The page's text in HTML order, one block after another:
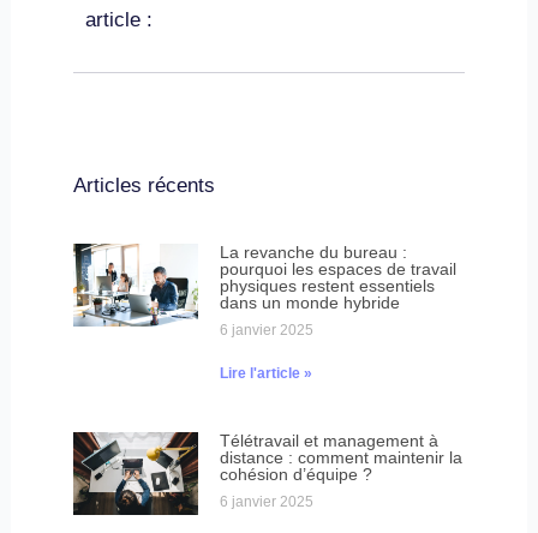
article :
Articles récents
La revanche du bureau :
pourquoi les espaces de travail
physiques restent essentiels
dans un monde hybride
6 janvier 2025
Lire l'article »
Télétravail et management à
distance : comment maintenir la
cohésion d’équipe ?
6 janvier 2025